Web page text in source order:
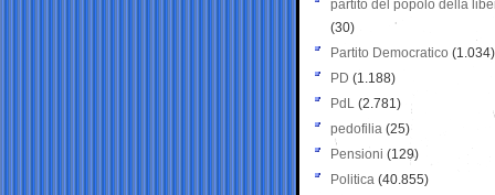
partito del popolo della
(30)
Partito Democratico (1.034)
PD (1.188)
PdL (2.781)
pedofilia (25)
Pensioni (129)
Politica (40.855)